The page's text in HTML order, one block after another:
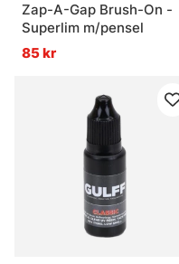
Zap-A-Gap Brush-On -
Superlim m/pensel
85 kr